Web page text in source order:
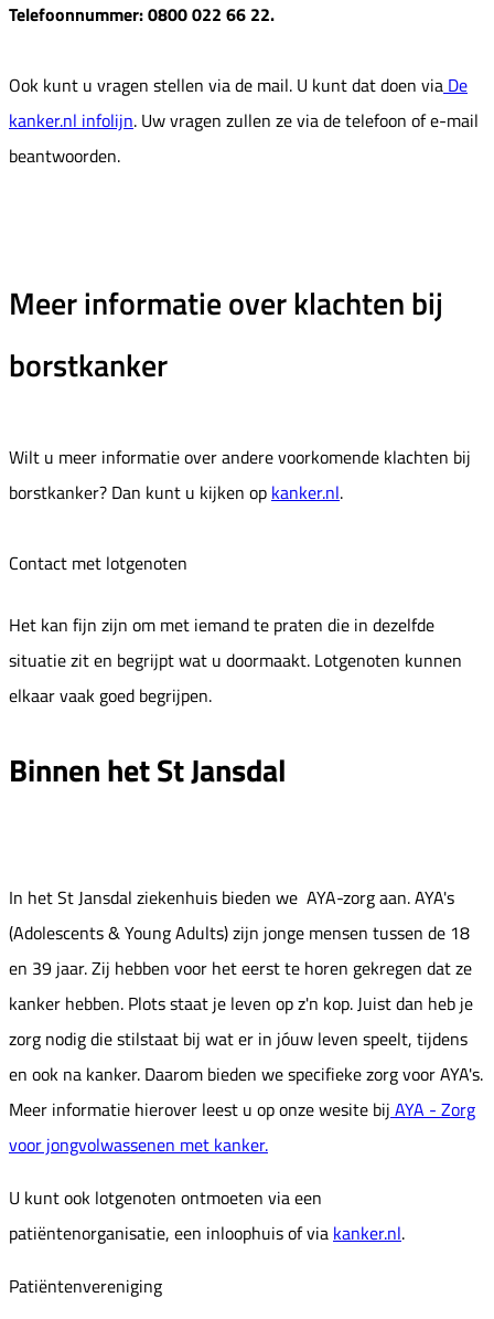
Telefoonnummer: 0800 022 66 22.
Ook kunt u vragen stellen via de mail. U kunt dat doen via De
kanker.nl infolijn. Uw vragen zullen ze via de telefoon of e-mail
beantwoorden.
Meer informatie over klachten bij
borstkanker
Wilt u meer informatie over andere voorkomende klachten bij
borstkanker? Dan kunt u kijken op kanker.nl.
Contact met lotgenoten
Het kan fijn zijn om met iemand te praten die in dezelfde
situatie zit en begrijpt wat u doormaakt. Lotgenoten kunnen
elkaar vaak goed begrijpen.
Binnen het St Jansdal
In het St Jansdal ziekenhuis bieden we AYA-zorg aan. AYA's
(Adolescents & Young Adults) zijn jonge mensen tussen de 18
en 39 jaar. Zij hebben voor het eerst te horen gekregen dat ze
kanker hebben. Plots staat je leven op z'n kop. Juist dan heb je
zorg nodig die stilstaat bij wat er in jóuw leven speelt, tijdens
en ook na kanker. Daarom bieden we specifieke zorg voor AYA's.
Meer informatie hierover leest u op onze wesite bij AYA - Zorg
voor jongvolwassenen met kanker.
U kunt ook lotgenoten ontmoeten via een
patiëntenorganisatie, een inloophuis of via kanker.nl.
Patiëntenvereniging